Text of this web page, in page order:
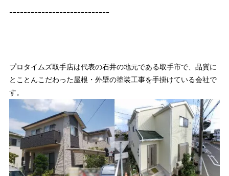
ｰｰｰｰｰｰｰｰｰｰｰｰｰｰｰｰｰｰｰｰｰｰｰｰｰｰｰｰ
プロタイムズ取手店は代表の石井の地元である取手市で、品質に
とことんこだわった屋根・外壁の塗装工事を手掛けている会社で
す。